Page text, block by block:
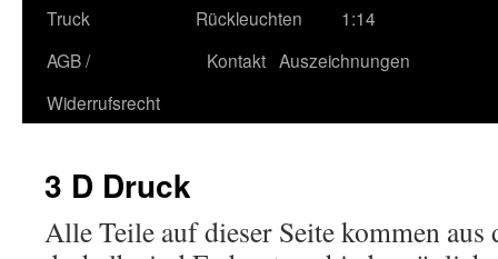
Truck
Rückleuchten
1:14
AGB /
Widerrufsrecht
Kontakt Auszeichnungen
3 D Druck
Alle Teile auf dieser Seite kommen aus